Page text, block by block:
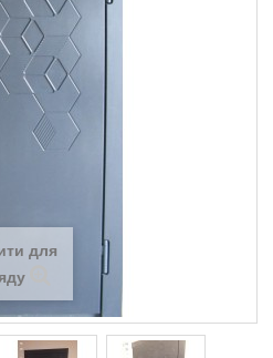
для